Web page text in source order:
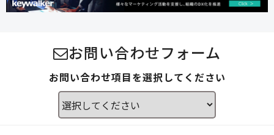
お問い合わせフォーム
お問い合わせ項目を選択してください